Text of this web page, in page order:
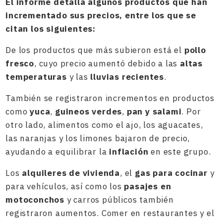
incrementado sus precios, entre los que se
citan los siguientes:
De los productos que más subieron está el pollo
fresco, cuyo precio aumentó debido a las altas
temperaturas y las lluvias recientes.
También se registraron incrementos en productos
comoyuca, guineos verdes, pan y salami. Por
otro lado, alimentos como el ajo, los aguacates,
las naranjas y los limones bajaron de precio,
ayudando a equilibrar la inflación en este grupo.
Los alquileres de vivienda, el gas para cocinar y
para vehículos, así como los pasajes en
motoconchos y carros públicos también
registraron aumentos. Comer en restaurantes y el